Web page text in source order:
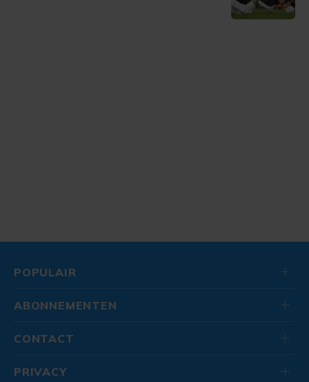
POPULAIR
ABONNEMENTEN
CONTACT
PRIVACY